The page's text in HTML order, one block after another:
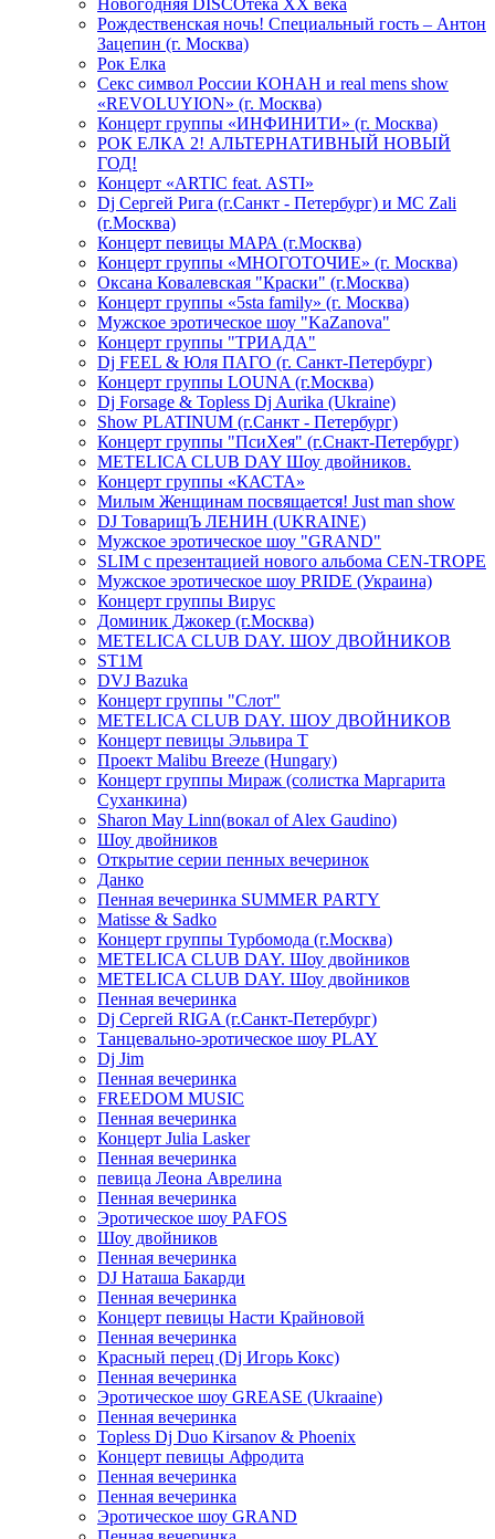
Новогодняя DISCOтека ХХ века
Рождественская ночь! Специальный гость – Антон
Зацепин (г. Москва)
Рок Елка
Секс символ России КОНАН и real mens show
«REVOLUYION» (г. Москва)
Концерт группы «ИНФИНИТИ» (г. Москва)
РОК ЕЛКА 2! АЛЬТЕРНАТИВНЫЙ НОВЫЙ
ГОД!
Концерт «ARTIC feat. ASTI»
Dj Сергей Рига (г.Санкт - Петербург) и MC Zali
(г.Москва)
Концерт певицы МАРА (г.Москва)
Концерт группы «МНОГОТОЧИЕ» (г. Москва)
Оксана Ковалевская "Краски" (г.Москва)
Концерт группы «5sta family» (г. Москва)
Мужское эротическое шоу "KaZanova"
Концерт группы "ТРИАДА"
Dj FEEL & Юля ПАГО (г. Санкт-Петербург)
Концерт группы LOUNA (г.Москва)
Dj Forsage & Topless Dj Aurika (Ukraine)
Show PLATINUM (г.Санкт - Петербург)
Концерт группы "ПсиХея" (г.Снакт-Петербург)
METELICA CLUB DAY Шоу двойников.
Концерт группы «КАСТА»
Милым Женщинам посвящается! Just man show
DJ ТоварищЪ ЛЕНИН (UKRAINE)
Мужское эротическое шоу "GRAND"
SLIM с презентацией нового альбома CEN-TROPE
Мужское эротическое шоу PRIDE (Украина)
Концерт группы Вирус
Доминик Джокер (г.Москва)
METELICA CLUB DAY. ШОУ ДВОЙНИКОВ
ST1M
DVJ Bazuka
Концерт группы "Слот"
METELICA CLUB DAY. ШОУ ДВОЙНИКОВ
Концерт певицы Эльвира Т
Проект Malibu Breeze (Hungary)
Концерт группы Мираж (солистка Маргарита
Суханкина)
Sharon May Linn(вокал of Alex Gaudino)
Шоу двойников
Открытие серии пенных вечеринок
Данко
Пенная вечеринка SUMMER PARTY
Matisse & Sadko
Концерт группы Турбомода (г.Москва)
METELICA CLUB DAY. Шоу двойников
METELICA CLUB DAY. Шоу двойников
Пенная вечеринка
Dj Сергей RIGA (г.Санкт-Петербург)
Танцевально-эротическое шоу PLAY
Dj Jim
Пенная вечеринка
FREEDOM MUSIC
Пенная вечеринка
Концерт Julia Lasker
Пенная вечеринка
певица Леона Аврелина
Пенная вечеринка
Эротическое шоу PAFOS
Шоу двойников
Пенная вечеринка
DJ Наташа Бакарди
Пенная вечеринка
Концерт певицы Насти Крайновой
Пенная вечеринка
Красный перец (Dj Игорь Кокс)
Пенная вечеринка
Эротическое шоу GREASE (Ukraaine)
Пенная вечеринка
Topless Dj Duo Kirsanov & Phoenix
Концерт певицы Афродита
Пенная вечеринка
Пенная вечеринка
Эротическое шоу GRAND